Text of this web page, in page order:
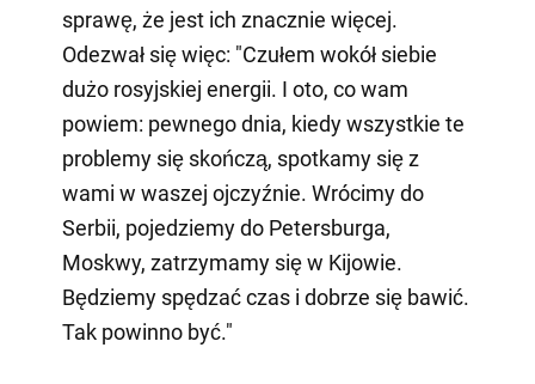
sprawę, że jest ich znacznie więcej.
Odezwał się więc: "Czułem wokół siebie
dużo rosyjskiej energii. I oto, co wam
powiem: pewnego dnia, kiedy wszystkie te
problemy się skończą, spotkamy się z
wami w waszej ojczyźnie. Wrócimy do
Serbii, pojedziemy do Petersburga,
Moskwy, zatrzymamy się w Kijowie.
Będziemy spędzać czas i dobrze się bawić.
Tak powinno być."